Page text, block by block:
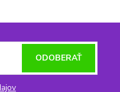
ODOBERAŤ